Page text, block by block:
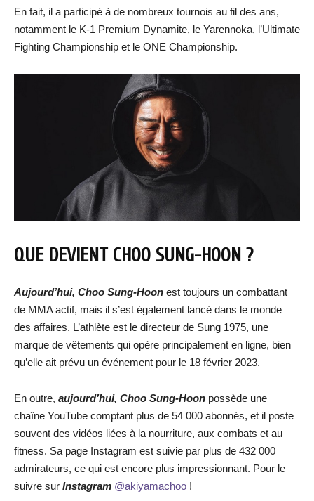
En fait, il a participé à de nombreux tournois au fil des ans,
notamment le K-1 Premium Dynamite, le Yarennoka, l’Ultimate
Fighting Championship et le ONE Championship.
QUE DEVIENT CHOO SUNG-HOON ?
Aujourd’hui, Choo Sung-Hoon est toujours un combattant
de MMA actif, mais il s’est également lancé dans le monde
des affaires. L’athlète est le directeur de Sung 1975, une
marque de vêtements qui opère principalement en ligne, bien
qu’elle ait prévu un événement pour le 18 février 2023.
En outre, aujourd’hui, Choo Sung-Hoon possède une
chaîne YouTube comptant plus de 54 000 abonnés, et il poste
souvent des vidéos liées à la nourriture, aux combats et au
fitness. Sa page Instagram est suivie par plus de 432 000
admirateurs, ce qui est encore plus impressionnant. Pour le
suivre sur Instagram @akiyamachoo !